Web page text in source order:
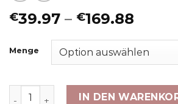
€39.97 – €169.88
bis
Menge
THCv Vape Papaya Punch 79%
IN DEN